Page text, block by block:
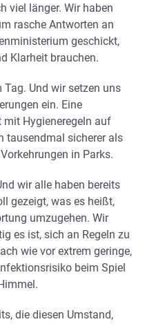
viel länger. Wir haben
rasche Antworten an
geschickt,
Klarheit brauchen.
Und wir setzen uns
ein. Eine
Hygieneregeln auf
tausendmal sicherer als
in Parks.
wir alle haben bereits
gezeigt, was es heißt,
umzugehen. Wir
es ist, sich an Regeln zu
wie vor extrem geringe,
beim Spiel
die diesen Umstand,